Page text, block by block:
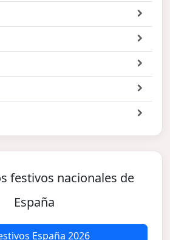
festivos nacionales de
España
España 2026